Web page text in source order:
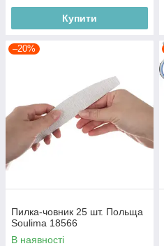
Купити
–20%
Пилка-човник 25 шт. Польща
Soulima 18566
В наявності